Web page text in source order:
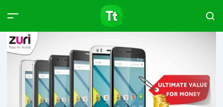
Products Articles